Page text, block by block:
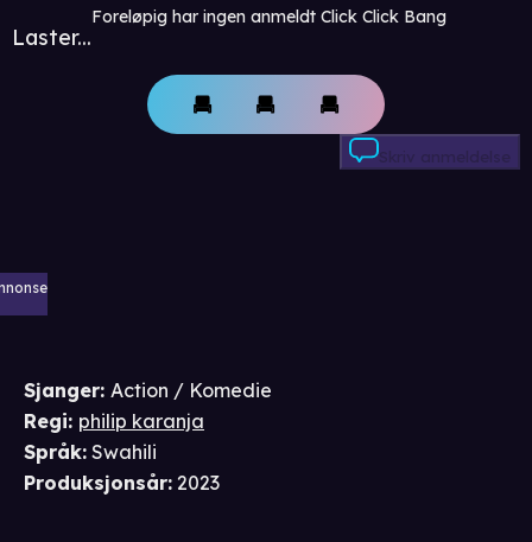
Laster...
Foreløpig har ingen anmeldt Click Click Bang
Skriv anmeldelse
Sjanger: Action / Komedie
Regi: philip karanja
Språk: Swahili
Produksjonsår: 2023